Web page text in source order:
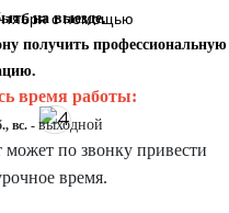
с помощью
на выезде.
получить профессиональную
время работы:
вс. - выходной
по звонку привести
время.